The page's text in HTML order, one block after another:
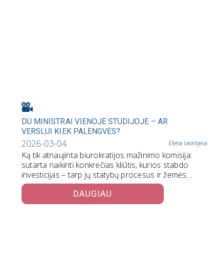
DU MINISTRAI VIENOJE STUDIJOJE – AR
VERSLUI KIEK PALENGVĖS?
2026-03-04 Elena Leontjeva
Ką tik atnaujinta biurokratijos mažinimo komisija:
sutarta naikinti konkrečias kliūtis, kurios stabdo
investicijas – tarp jų statybų procesus ir žemės…
DAUGIAU